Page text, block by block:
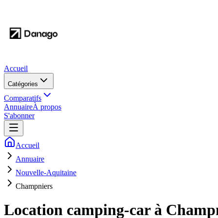
Accueil
Catégories
Comparatifs
AnnuaireÀ propos
S'abonner
Accueil
Annuaire
Nouvelle-Aquitaine
Champniers
Location camping-car à